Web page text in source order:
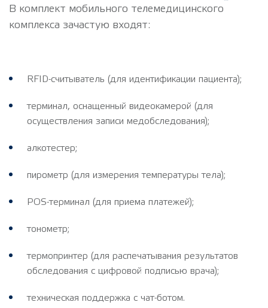
В комплект мобильного телемедицинского
комплекса зачастую входят:
RFID-считыватель (для идентификации пациента);
терминал, оснащенный видеокамерой (для
осуществления записи медобследования);
алкотестер;
пирометр (для измерения температуры тела);
POS-терминал (для приема платежей);
тонометр;
термопринтер (для распечатывания результатов
обследования с цифровой подписью врача);
техническая поддержка с чат-ботом.